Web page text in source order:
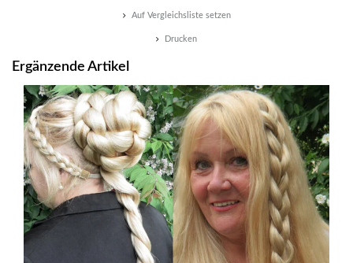
Auf Vergleichsliste setzen
Drucken
Ergänzende Artikel